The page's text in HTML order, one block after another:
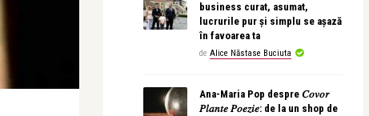
business curat, asumat,
lucrurile pur și simplu se așază
în favoarea ta
de Alice Năstase Buciuta
Ana-Maria Pop despre 𝐶𝑜𝑣𝑜𝑟
𝑃𝑙𝑎𝑛𝑡𝑒 𝑃𝑜𝑒𝑧𝑖𝑒: de la un shop de